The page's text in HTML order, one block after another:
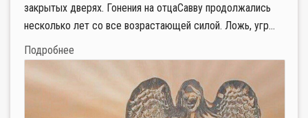
закрытых дверях. Гонения на отцаСавву продолжались
несколько лет со все возрастающей силой. Ложь, угр...
Подробнее